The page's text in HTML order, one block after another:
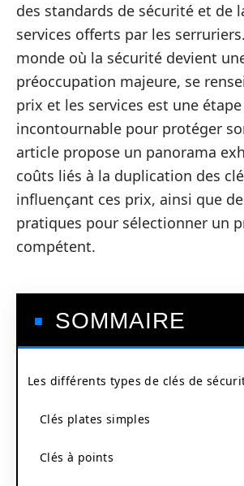
des standards de sécurité et de
services offerts par les
monde où la sécurité devient
préoccupation majeure, se
prix et les services est une étape
incontournable pour protéger
article propose un panorama
coûts liés à la duplication des
influençant ces prix, ainsi que
pratiques pour sélectionner un
compétent.
SOMMAIRE
Les différents types de clés de
Clés plates simples
Clés à points